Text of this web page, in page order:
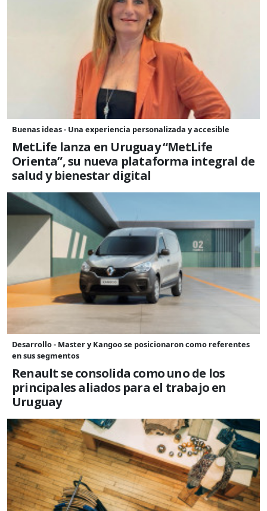
Buenas ideas - Una experiencia personalizada y accesible
MetLife lanza en Uruguay “MetLife
Orienta”, su nueva plataforma integral de
salud y bienestar digital
Desarrollo - Master y Kangoo se posicionaron como referentes
en sus segmentos
Renault se consolida como uno de los
principales aliados para el trabajo en
Uruguay